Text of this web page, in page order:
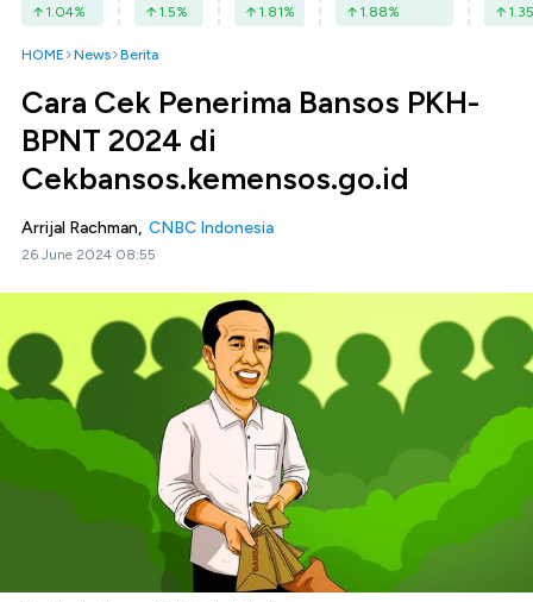
1.04% 1.5% 1.81% 1.88% 1.35
HOME News Berita
Cara Cek Penerima Bansos PKH-
BPNT 2024 di
Cekbansos.kemensos.go.id
Arrijal Rachman, CNBC Indonesia
26 June 2024 08:55